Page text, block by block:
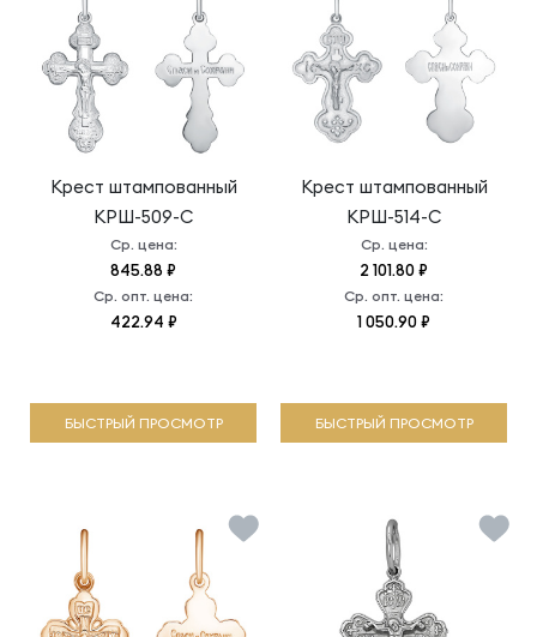
Крест штампованный
КРШ-509-С
Ср. цена:
845.88 ₽
Ср. опт. цена:
422.94 ₽
БЫСТРЫЙ ПРОСМОТР
Крест штампованный
КРШ-514-С
Ср. цена:
2 101.80 ₽
Ср. опт. цена:
1 050.90 ₽
БЫСТРЫЙ ПРОСМОТР